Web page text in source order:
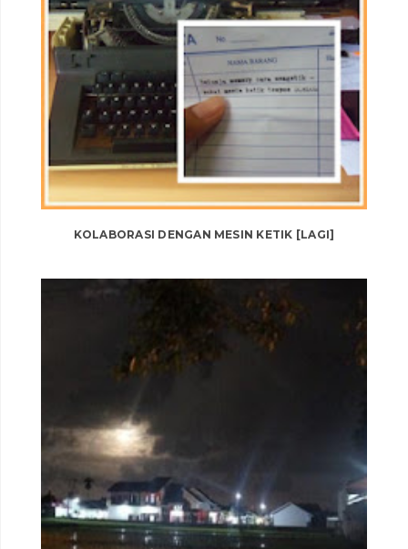
KOLABORASI DENGAN MESIN KETIK [LAGI]